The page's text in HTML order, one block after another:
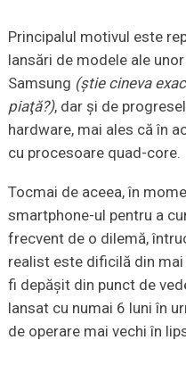
Principalul motivul este
lansări de modele ale
Samsung (ştie cineva
piaţă?), dar şi de
hardware, mai ales că în
cu procesoare quad-core.
Tocmai de aceea, în
smartphone-ul pentru a
frecvent de o dilemă,
realist este dificilă din
fi depăşit din punct de
lansat cu numai 6 luni în
de operare mai vechi în